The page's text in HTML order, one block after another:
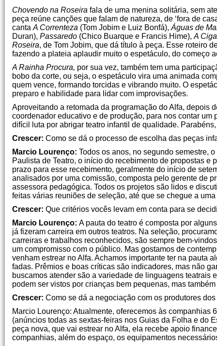
Chovendo na Roseira fala de uma menina solitária, sem
peça reúne canções que falam de natureza, de ‘fora de
canta A Correnteza (Tom Jobim e Luiz Bonfá), Águas de
Duran), Passaredo (Chico Buarque e Francis Hime), A
Roseira, de Tom Jobim, que dá título à peça. Esse roteiro
fazendo a plateia aplaudir muito o espetáculo, do começo
A Rainha Procura, por sua vez, também tem uma
bobo da corte, ou seja, o espetáculo vira uma animada
quem vence, formando torcidas e vibrando muito. O
preparo e habilidade para lidar com improvisações.
Aproveitando a retomada da programação do Alfa, depois
coordenador educativo e de produção, para nos contar
difícil luta por abrigar teatro infantil de qualidade.
Crescer: Como se dá o processo de escolha das peças
Marcio Lourenço: Todos os anos, no segundo semestre,
Paulista de Teatro, o início do recebimento de propostas
prazo para esse recebimento, geralmente do início de
analisados por uma comissão, composta pelo gerente de
assessora pedagógica. Todos os projetos são lidos e
feitas várias reuniões de seleção, até que se chegue a
Crescer: Que critérios vocês levam em conta para se
Marcio Lourenço: A pauta do teatro é composta por
já fizeram carreira em outros teatros. Na seleção,
carreiras e trabalhos reconhecidos, são sempre bem-
um compromisso com o público. Mas gostamos de
venham estrear no Alfa. Achamos importante ter na pauta
fadas. Prêmios e boas críticas são indicadores, mas não
buscamos atender são a variedade de linguagens
podem ser vistos por crianças bem pequenas, mas
Crescer: Como se dá a negociação com os produtores
Marcio Lourenço: Atualmente, oferecemos às
(anúncios todas as sextas-feiras nos Guias da Folha e do
peça nova, que vai estrear no Alfa, ela recebe apoio
companhias, além do espaço, os equipamentos